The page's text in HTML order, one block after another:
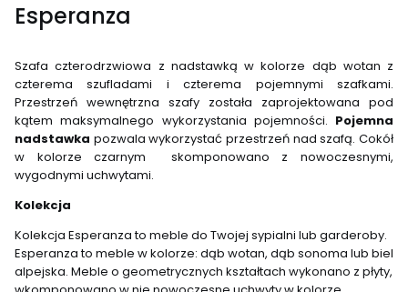
Esperanza
Szafa czterodrzwiowa z nadstawką w kolorze dąb wotan z
czterema szufladami i czterema pojemnymi szafkami.
Przestrzeń wewnętrzna szafy została zaprojektowana pod
kątem maksymalnego wykorzystania pojemności. Pojemna
nadstawka pozwala wykorzystać przestrzeń nad szafą. Cokół
w kolorze czarnym skomponowano z nowoczesnymi,
wygodnymi uchwytami.
Kolekcja
Kolekcja Esperanza to meble do Twojej sypialni lub garderoby.
Esperanza to meble w kolorze: dąb wotan, dąb sonoma lub biel
alpejska. Meble o geometrycznych kształtach wykonano z płyty,